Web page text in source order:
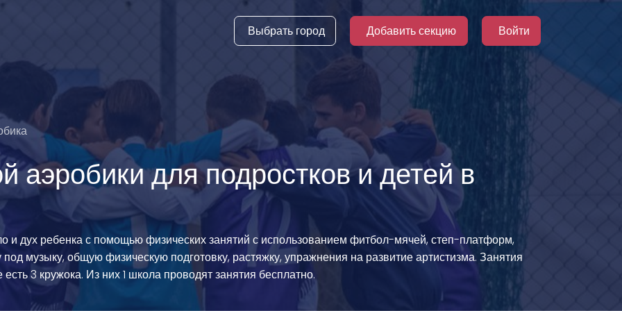
виды
спорта
и
Выбрать город Добавить секцию Войти
аэробики для подростков и детей в
и дух ребенка с помощью физических занятий с использованием фитбол-мячей, степ-платформ,
музыку, общую физическую подготовку, растяжку, упражнения на развитие артистизма. Занятия
3 кружока. Из них 1 школа проводят занятия бесплатно.